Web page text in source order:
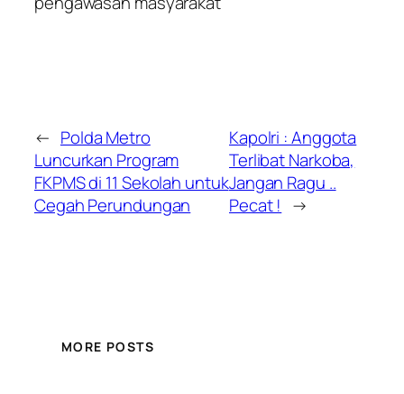
← Polda Metro
Luncurkan Program
FKPMS di 11 Sekolah untuk
Cegah Perundungan
Kapolri : Anggota
Terlibat Narkoba,
Jangan Ragu ..
Pecat ! →
MORE POSTS